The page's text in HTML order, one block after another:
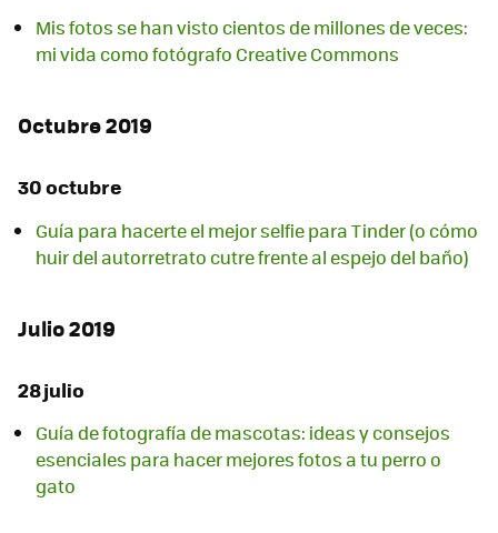
Mis fotos se han visto cientos de millones de veces:
mi vida como fotógrafo Creative Commons
Octubre 2019
30 octubre
Guía para hacerte el mejor selfie para Tinder (o cómo
huir del autorretrato cutre frente al espejo del baño)
Julio 2019
28 julio
Guía de fotografía de mascotas: ideas y consejos
esenciales para hacer mejores fotos a tu perro o
gato